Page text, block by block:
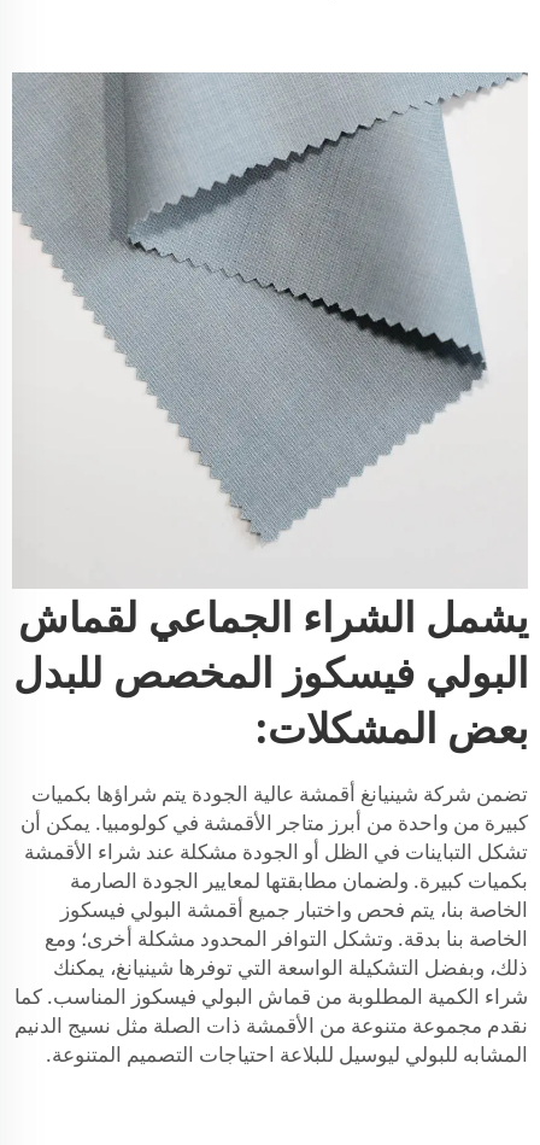
يشمل الشراء الجماعي لقماش
البولي فيسكوز المخصص للبدل
بعض المشكلات:
تضمن شركة شينيانغ أقمشة عالية الجودة يتم شراؤها بكميات
كبيرة من واحدة من أبرز متاجر الأقمشة في كولومبيا. يمكن أن
تشكل التباينات في الظل أو الجودة مشكلة عند شراء الأقمشة
بكميات كبيرة. ولضمان مطابقتها لمعايير الجودة الصارمة
الخاصة بنا، يتم فحص واختبار جميع أقمشة البولي فيسكوز
الخاصة بنا بدقة. وتشكل التوافر المحدود مشكلة أخرى؛ ومع
ذلك، وبفضل التشكيلة الواسعة التي توفرها شينيانغ، يمكنك
شراء الكمية المطلوبة من قماش البولي فيسكوز المناسب. كما
نقدم مجموعة متنوعة من الأقمشة ذات الصلة مثل نسيج الدنيم
المشابه للبولي ليوسيل للبلاعة احتياجات التصميم المتنوعة.